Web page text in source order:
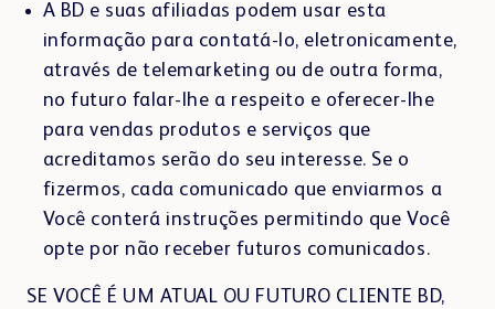
A BD e suas afiliadas podem usar esta
informação para contatá-lo, eletronicamente,
através de telemarketing ou de outra forma,
no futuro falar-lhe a respeito e oferecer-lhe
para vendas produtos e serviços que
acreditamos serão do seu interesse. Se o
fizermos, cada comunicado que enviarmos a
Você conterá instruções permitindo que Você
opte por não receber futuros comunicados.
SE VOCÊ É UM ATUAL OU FUTURO CLIENTE BD,